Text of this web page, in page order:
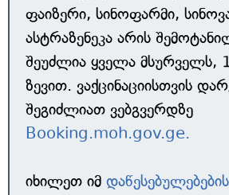
ფაიზერი, სინოფარმი,
ასტრაზენეკა არის
შეუძლია ყველა მსურველს,
ზევით. ვაქცინაციისთვის
შეგიძლიათ ვებგვერდზე
Booking.moh.gov.ge.
იხილეთ იმ დაწესებულებების